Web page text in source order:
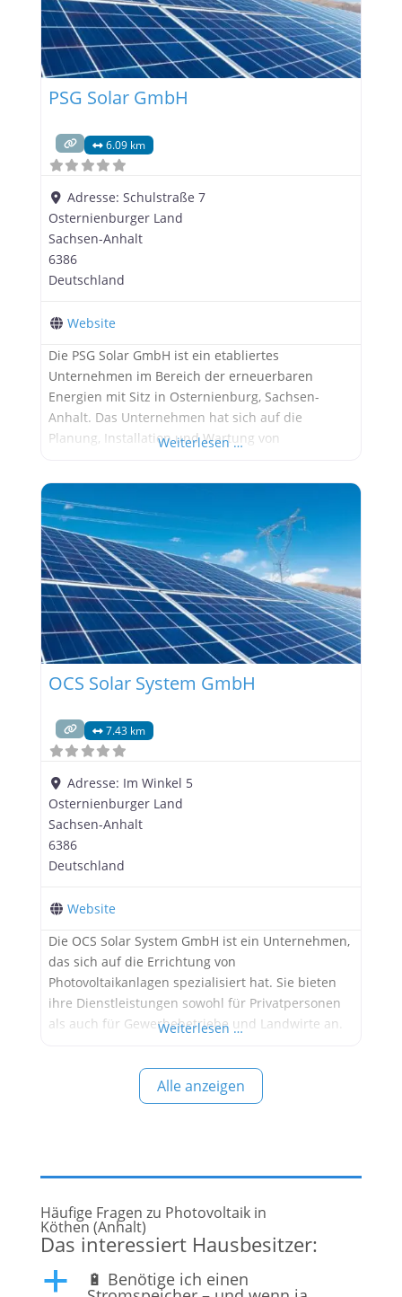
PSG Solar GmbH
6.09 km
Adresse:Schulstraße 7
Osternienburger Land
Sachsen-Anhalt
6386
Deutschland
Website
Die PSG Solar GmbH ist ein etabliertes
Unternehmen im Bereich der erneuerbaren
Energien mit Sitz in Osternienburg, Sachsen-
Anhalt. Das Unternehmen hat sich auf die
Planung, Installation und Wartung von
umfassende Lösungen für private, gewerbliche
und industrielle Kunden. Dienstleistungen und
Spezialisierungen PSG Solar GmbH bietet eine
breite Palette an Dienstleistungen an, die alle
Aspekte der Photovoltaik und
Weiterlesen …
OCS Solar System GmbH
7.43 km
Adresse: Im Winkel 5
Osternienburger Land
Sachsen-Anhalt
6386
Deutschland
Website
Die OCS Solar System GmbH ist ein Unternehmen,
das sich auf die Errichtung von
Photovoltaikanlagen spezialisiert hat. Sie bieten
ihre Dienstleistungen sowohl für Privatpersonen
als auch für Gewerbebetriebe und Landwirte an.
Installation von Solaranlagen Beratung zur
effizienten Nutzung von Solarstrom Unterstützung
bei der Finanzierung OCS Solar System GmbH hilft
Weiterlesen …
Alle anzeigen
Häufige Fragen zu Photovoltaik in
Köthen (Anhalt)
Das interessiert Hausbesitzer:
a 🔋 Benötige ich einen